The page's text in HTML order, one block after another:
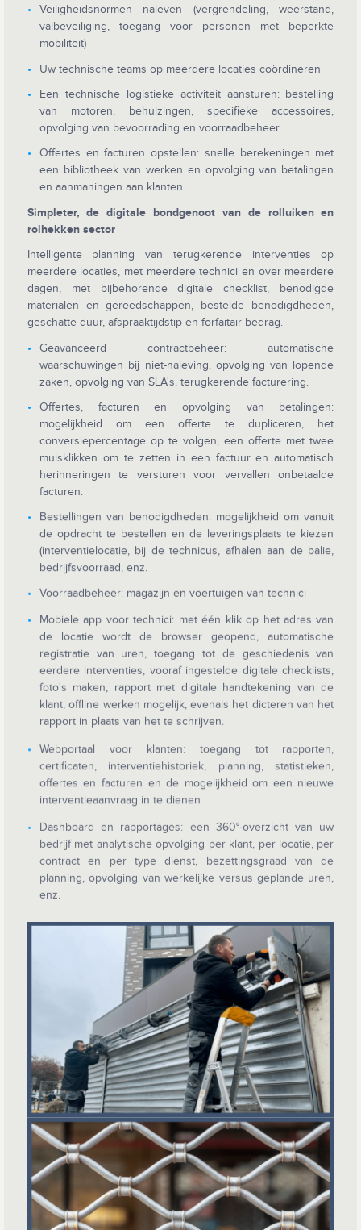
Veiligheidsnormen naleven (vergrendeling, weerstand,
valbeveiliging, toegang voor personen met beperkte
mobiliteit)
Uw technische teams op meerdere locaties coördineren
Een technische logistieke activiteit aansturen: bestelling
van motoren, behuizingen, specifieke accessoires,
opvolging van bevoorrading en voorraadbeheer
Offertes en facturen opstellen: snelle berekeningen met
een bibliotheek van werken en opvolging van betalingen
en aanmaningen aan klanten
Simpleter, de digitale bondgenoot van de rolluiken en
rolhekken sector
Intelligente planning van terugkerende interventies op
meerdere locaties, met meerdere technici en over meerdere
dagen, met bijbehorende digitale checklist, benodigde
materialen en gereedschappen, bestelde benodigdheden,
geschatte duur, afspraaktijdstip en forfaitair bedrag.
Geavanceerd contractbeheer: automatische
waarschuwingen bij niet-naleving, opvolging van lopende
zaken, opvolging van SLA's, terugkerende facturering.
Offertes, facturen en opvolging van betalingen:
mogelijkheid om een offerte te dupliceren, het
conversiepercentage op te volgen, een offerte met twee
muisklikken om te zetten in een factuur en automatisch
herinneringen te versturen voor vervallen onbetaalde
facturen.
Bestellingen van benodigdheden: mogelijkheid om vanuit
de opdracht te bestellen en de leveringsplaats te kiezen
(interventielocatie, bij de technicus, afhalen aan de balie,
bedrijfsvoorraad, enz.
Voorraadbeheer: magazijn en voertuigen van technici
Mobiele app voor technici: met één klik op het adres van
de locatie wordt de browser geopend, automatische
registratie van uren, toegang tot de geschiedenis van
eerdere interventies, vooraf ingestelde digitale checklists,
foto's maken, rapport met digitale handtekening van de
klant, offline werken mogelijk, evenals het dicteren van het
rapport in plaats van het te schrijven.
Webportaal voor klanten: toegang tot rapporten,
certificaten, interventiehistoriek, planning, statistieken,
offertes en facturen en de mogelijkheid om een nieuwe
interventieaanvraag in te dienen
Dashboard en rapportages: een 360°-overzicht van uw
bedrijf met analytische opvolging per klant, per locatie, per
contract en per type dienst, bezettingsgraad van de
planning, opvolging van werkelijke versus geplande uren,
enz.